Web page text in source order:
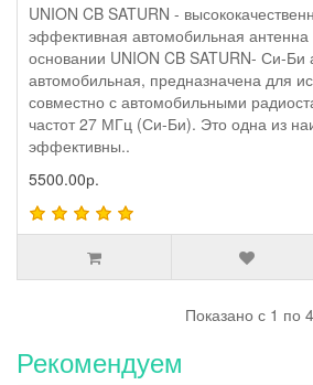
UNION CB SATURN -
эффективная автомобильная
основании UNION CB SATURN- Си-Би
автомобильная, предназначена для
совместно с автомобильными
частот 27 МГц (Си-Би). Это одна из
эффективны..
5500.00р.
Показано с 1 по
Рекомендуем